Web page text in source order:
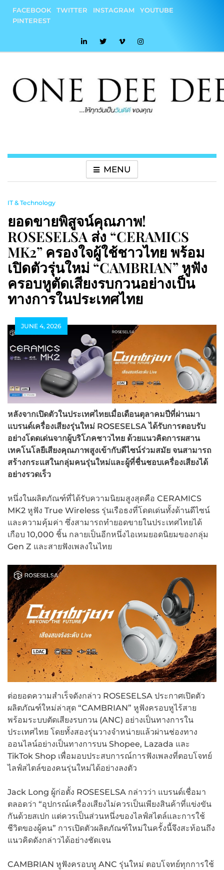
content
FACEBOOK TWITTER INSTAGRAM
YOUTUBE
PINTEREST
MENU
IT & Technology
ยอดขายพิสูจน์คุณภาพ!
ROSESELSA ส่ง “CERAMICS
MK2” ครองใจผู้ใช้ชาวไทย พร้อม
เปิดตัวรุ่นใหม่ “CAMBRIAN” หูฟัง
ครอบหูตัดเสียงรบกวนอย่างเป็น
ทางการในประเทศไทย
JUNE 4, 2026
หลังจากเปิดตัวในประเทศไทยเมื่อเดือนตุลาคมปีที่ผ่านมา
แบรนด์เครื่องเสียงรุ่นใหม่ ROSESELSA ได้รับการตอบรับ
อย่างโดดเด่นจากผู้บริโภคชาวไทย ด้วยแนวคิดการผสาน
เทคโนโลยีเสียงคุณภาพสูงเข้ากับดีไซน์ร่วมสมัย จนสามารถ
สร้างกระแสในกลุ่มคนรุ่นใหม่และผู้ที่ชื่นชอบเครื่องเสียงได้
อย่างรวดเร็ว
หนึ่งในผลิตภัณฑ์ที่ได้รับความนิยมสูงสุดคือ CERAMICS
MK2 หูฟัง True Wireless รุ่นเรือธงที่โดดเด่นทั้งด้านดีไซน์
และความคุ้มค่า ซึ่งสามารถทำยอดขายในประเทศไทยได้
เกือบ 10,000 ชิ้น กลายเป็นอีกหนึ่งไอเทมยอดนิยมของกลุ่ม
Gen Z และสายฟังเพลงในไทย
ต่อยอดความสำเร็จดังกล่าว ROSESELSA ประกาศเปิดตัว
ผลิตภัณฑ์ใหม่ล่าสุด “CAMBRIAN” หูฟังครอบหูไร้สาย
พร้อมระบบตัดเสียงรบกวน (ANC) อย่างเป็นทางการใน
ประเทศไทย โดยทั้งสองรุ่นวางจำหน่ายแล้วผ่านช่องทาง
ออนไลน์อย่างเป็นทางการบน Shopee, Lazada และ
TikTok Shop เพื่อมอบประสบการณ์การฟังเพลงที่ตอบโจทย์
ไลฟ์สไตล์ของคนรุ่นใหม่ได้อย่างลงตัว
Jack Long ผู้ก่อตั้ง ROSESELSA กล่าวว่า แบรนด์เชื่อมา
ตลอดว่า “อุปกรณ์เครื่องเสียงไม่ควรเป็นเพียงสินค้าที่แข่งขัน
กันด้วยสเปก แต่ควรเป็นส่วนหนึ่งของไลฟ์สไตล์และการใช้
ชีวิตของผู้คน” การเปิดตัวผลิตภัณฑ์ใหม่ในครั้งนี้จึงสะท้อนถึง
แนวคิดดังกล่าวได้อย่างชัดเจน
CAMBRIAN หูฟังครอบหู ANC รุ่นใหม่ ตอบโจทย์ทุกการใช้